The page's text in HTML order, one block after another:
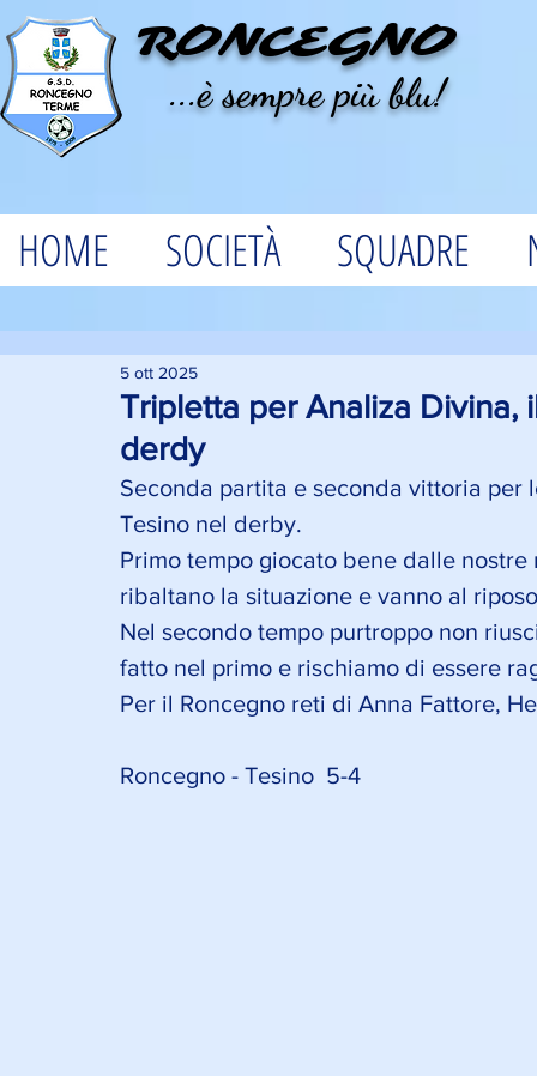
RONCEGNO
...è sempre più blu!
HOME SOCIETÀ SQUADRE
Tripletta per Analiza Divina,
derdy
5 ott 2025
Seconda partita e seconda vittoria
Tesino nel derby.
Primo tempo giocato bene dalle
ribaltano la situazione e vanno al
Nel secondo tempo purtroppo non
fatto nel primo e rischiamo di essere
Per il Roncegno reti di Anna Fattore,
Roncegno - Tesino  5-4